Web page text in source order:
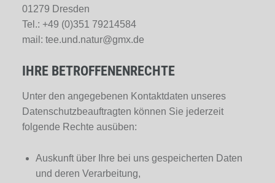
01279 Dresden
Tel.: +49 (0)351 79214584
mail: tee.und.natur@gmx.de
IHRE BETROFFENENRECHTE
Unter den angegebenen Kontaktdaten unseres
Datenschutzbeauftragten können Sie jederzeit
folgende Rechte ausüben:
Auskunft über Ihre bei uns gespeicherten Daten
und deren Verarbeitung,